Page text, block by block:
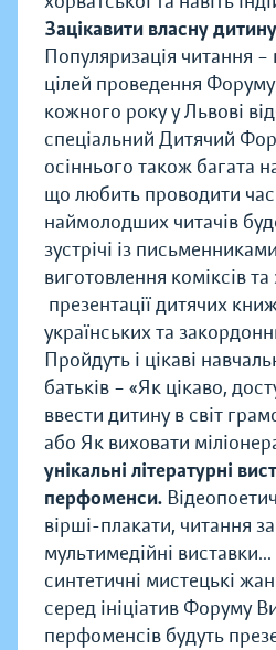
Зацікавити власну
Популяризація читання –
цілей проведення Форуму
кожного року у Львові
спеціальний Дитячий
осіннього також багата
що любить проводити
наймолодших читачів
зустрічі із
виготовлення коміксів та
презентації дитячих
українських та
Пройдуть і цікаві
батьків – «Як цікаво,
ввести дитину в світ
або Як виховати
унікальні літературні
перфоменси.
вірші-плакати, читання за
мультимедійні виставки...
синтетичні мистецькі
серед ініціатив Форуму
перфоменсів будуть